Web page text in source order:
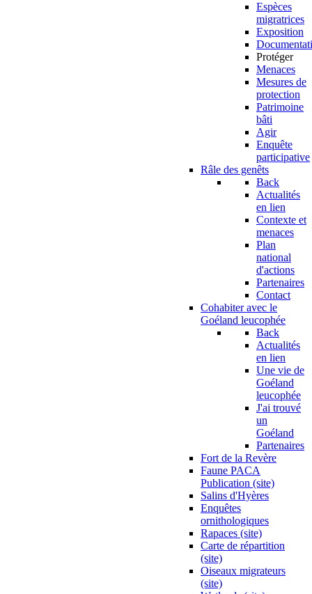
Espèces
migratrices
Exposition
Protéger
Menaces
Mesures de
protection
Patrimoine
bâti
Agir
Enquête
participative
Râle des genêts
Back
Actualités
en lien
Contexte et
menaces
Plan
national
d'actions
Partenaires
Contact
Cohabiter avec le
Goéland leucophée
Back
Actualités
en lien
Une vie de
Goéland
leucophée
J'ai trouvé
un
Goéland
Partenaires
Fort de la Revère
Faune PACA
Publication (site)
Salins d'Hyères
Enquêtes
ornithologiques
Rapaces (site)
Carte de répartition
(site)
Oiseaux migrateurs
(site)